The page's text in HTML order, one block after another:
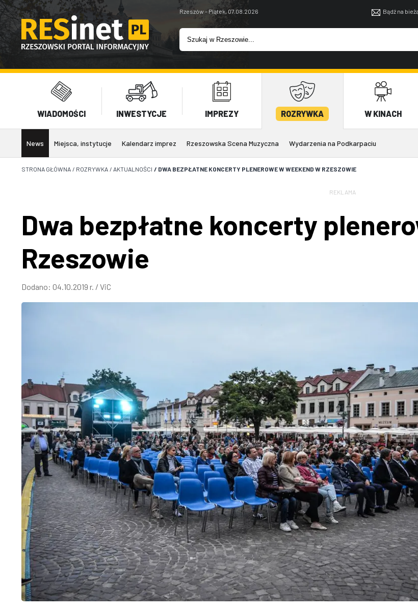
Rzeszów - Piątek, 07.08.2026 Bądź na
WIADOMOŚCI INWESTYCJE IMPREZY ROZRYWKA W KINACH
News Miejsca, instytucje Kalendarz imprez Rzeszowska Scena Muzyczna Wydarzenia na Podkarpaciu
STRONA GŁÓWNA / ROZRYWKA / AKTUALNOŚCI / DWA BEZPŁATNE KONCERTY PLENEROWE W WEEKEND W RZESZOWIE
REKLAMA
Dwa bezpłatne koncerty
Rzeszowie
Dodano: 04.10.2019 r. / ViC